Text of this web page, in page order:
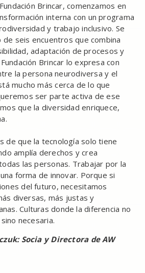
Brincar, comenzamos en
interna con un programa
y trabajo inclusivo. Se
seis encuentros que combina
adaptación de procesos y
Brincar lo expresa con
la persona neurodiversa y el
mucho más cerca de lo que
ser parte activa de ese
que la diversidad enriquece,
de que la tecnología solo tiene
amplía derechos y crea
las personas. Trabajar por la
forma de innovar. Porque si
del futuro, necesitamos
diversas, más justas y
Culturas donde la diferencia no
necesaria.
Socia y Directora de AW